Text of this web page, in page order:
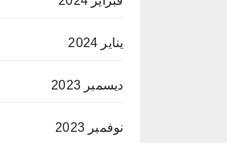
يناير 2024
ديسمبر 2023
نوفمبر 2023